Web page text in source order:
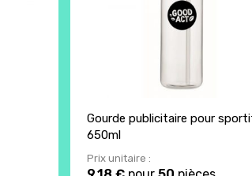
Gourde publicitaire pour
650ml
Prix unitaire :